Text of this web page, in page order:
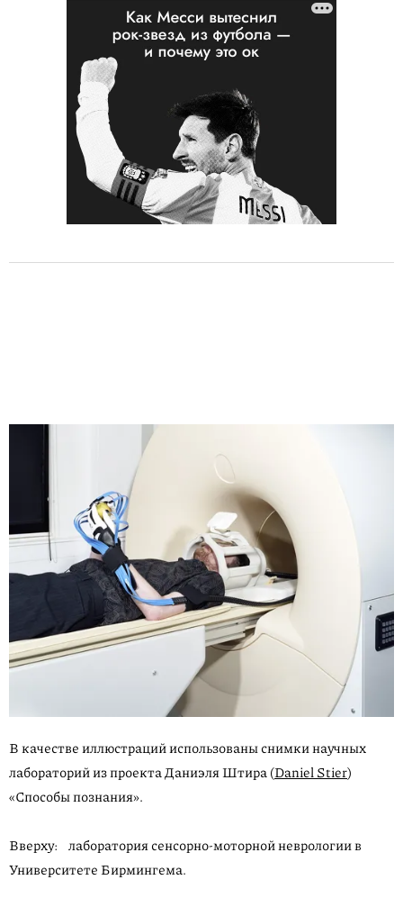
В качестве иллюстраций использованы снимки научных
лабораторий из проекта Даниэля Штира (Daniel Stier)
«Способы познания».
Вверху: лаборатория сенсорно-моторной неврологии в
Университете Бирмингема.